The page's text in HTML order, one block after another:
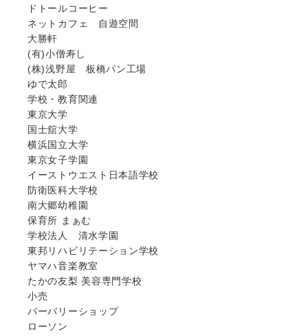
ドトールコーヒー
ネットカフェ 自遊空間
大勝軒
(有)小僧寿し
(株)浅野屋 板橋パン工場
ゆで太郎
学校・教育関連
東京大学
国士舘大学
横浜国立大学
東京女子学園
イーストウエスト日本語学校
防衛医科大学校
南大郷幼稚園
保育所 まぁむ
学校法人 清水学園
東邦リハビリテーション学校
ヤマハ音楽教室
たかの友梨 美容専門学校
小売
バーバリーショップ
ローソン